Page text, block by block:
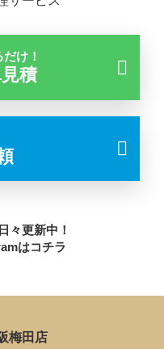
け！
積
々更新中！
はコチラ
梅田店